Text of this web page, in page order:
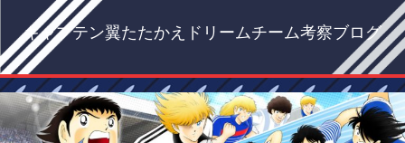
キャプテン翼たたかえドリームチーム考察ブログ